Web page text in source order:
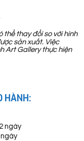
thể thay đổi so với hình
sản xuất. Việc
Art Gallery thực hiện
HÀNH:
ngày
ngày